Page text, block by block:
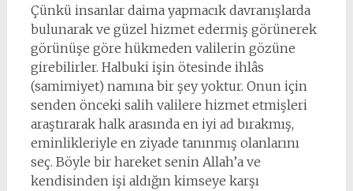
Çünkü insanlar daima yapmacık davranışlarda
bulunarak ve güzel hizmet edermiş görünerek
görünüşe göre hükmeden valilerin gözüne
girebilirler. Halbuki işin ötesinde ihlâs
(samimiyet) namına bir şey yoktur. Onun için
senden önceki salih valilere hizmet etmişleri
araştırarak halk arasında en iyi ad bırakmış,
eminlikleriyle en ziyade tanınmış olanlarını
seç. Böyle bir hareket senin Allah’a ve
kendisinden işi aldığın kimseye karşı